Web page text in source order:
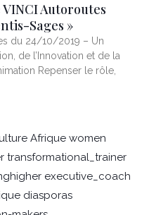
Autoroutes
Sages »
du 24/10/2019 – Un
de l’Innovation et de la
Repenser le rôle,